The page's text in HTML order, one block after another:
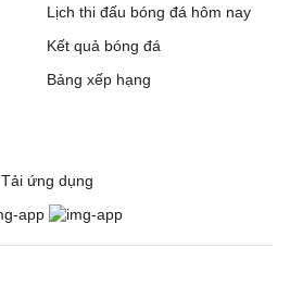
Lịch thi đấu bóng đá hôm nay
Kết quả bóng đá
Bảng xếp hạng
Tải ứng dụng